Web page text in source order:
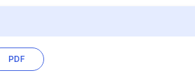
PDF